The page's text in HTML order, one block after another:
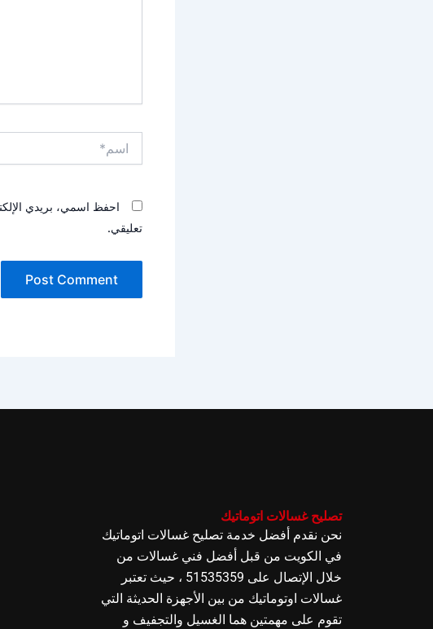
احفظ اسمي، بريدي
تعليقي.
تصليح غسالات اتوماتيك
نحن نقدم أفضل خدمة تصليح غسالات اتوماتيك
في الكويت من قبل أفضل فني غسالات من
خلال الإتصال على 51535359 ، حيث تعتبر
غسالات اوتوماتيك من بين الأجهزة الحديثة التي
تقوم على مهمتين هما الغسيل والتجفيف و